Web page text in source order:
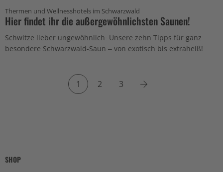
Thermen und Wellnesshotels im Schwarzwald
Hier findet ihr die außergewöhnlichsten Saunen!
Schwitze lieber ungewöhnlich: Unsere zehn Tipps für ganz
besondere Schwarzwald-Saun – von exotisch bis extraheiß!
1 2 3 Next
SHOP